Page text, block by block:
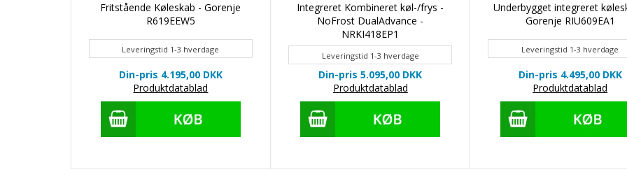
Fritstående Køleskab - Gorenje
R619EEW5
Leveringstid 1-3 hverdage
Din-pris 4.195,00 DKK
Produktdatablad
Integreret Kombineret køl-/frys -
NoFrost DualAdvance -
NRKI418EP1
Leveringstid 1-3 hverdage
Din-pris 5.095,00 DKK
Produktdatablad
Underbygget integreret
Gorenje RIU609EA1
Leveringstid 1-3 hverdage
Din-pris 4.495,00 DKK
Produktdatablad